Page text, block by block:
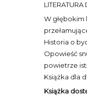
LITERATURA
W głębokim
Historia o
Opowieść
powietrze
Książka dla
Książka